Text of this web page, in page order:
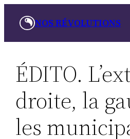
NOS RÉVOLUTIONS
ÉDITO.
droite, la
les